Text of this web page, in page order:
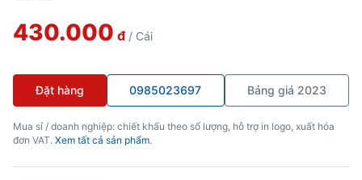
430.000 đ / Cái
Đặt hàng 0985023697 Bảng giá 2023
Mua sỉ / doanh nghiệp: chiết khấu theo số lượng, hỗ trợ in logo, xuất hóa
đơn VAT. Xem tất cả sản phẩm.